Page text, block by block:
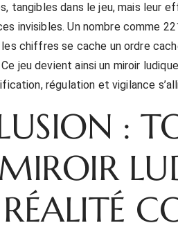
tangibles dans le jeu, mais leur
invisibles. Un nombre comme
chiffres se cache un ordre
jeu devient ainsi un miroir
régulation et vigilance
: